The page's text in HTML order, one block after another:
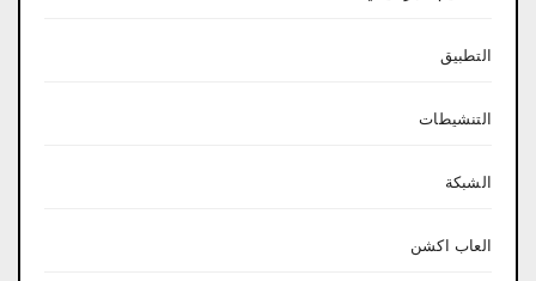
التطبيق
التنشيطات
الشبكة
العاب اكشن